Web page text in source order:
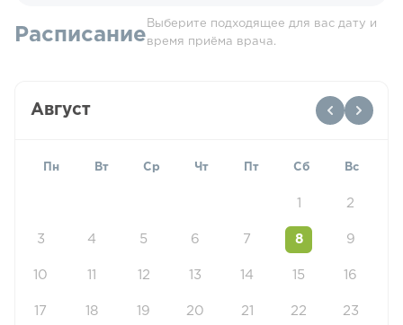
Расписание
Выберите подходящее для вас дату и
время приёма врача.
Август
Пн Вт Ср Чт Пт Сб Вс
1 2
3 4 5 6 7 8 9
10 11 12 13 14 15 16
17 18 19 20 21 22 23